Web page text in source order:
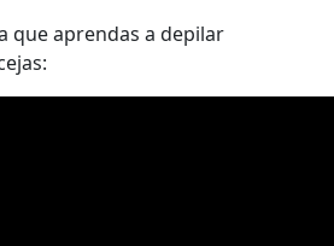
que aprendas a depilar